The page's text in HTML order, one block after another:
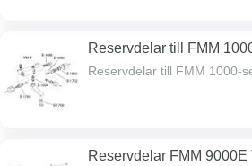
Reservdelar till FMM
Reservdelar till FMM 1000-
Reservdelar FMM